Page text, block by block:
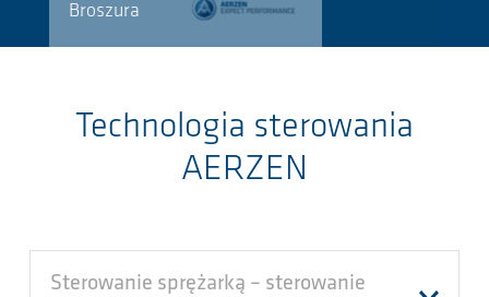
Broszura
Technologia sterowania
AERZEN
Sterowanie sprężarką – sterowanie